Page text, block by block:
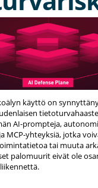
käyttö on
AI-prompteja,
MCP-yhteyksiä, jotka
tai muuta
palomuurit eivät ole